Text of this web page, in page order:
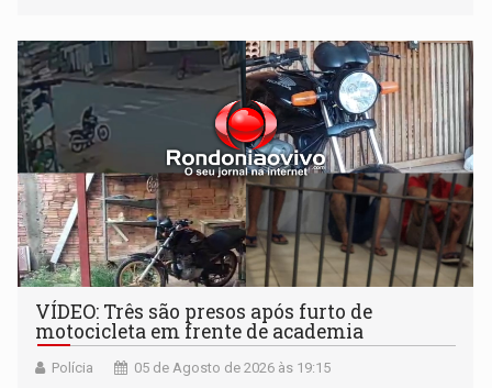
VÍDEO: Três são presos após furto de
motocicleta em frente de academia
Polícia 05 de Agosto de 2026 às 19:15